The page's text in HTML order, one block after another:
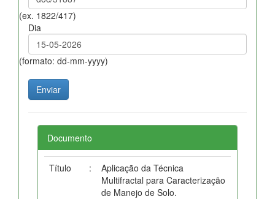
(ex. 1822/417)
Dia
(formato: dd-mm-yyyy)
Documento
Título :
Aplicação da Técnica
Multifractal para Caracterização
de Manejo de Solo.